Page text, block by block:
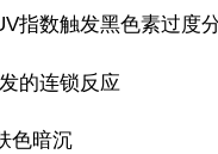
指数触发黑色素过度
的连锁反应
色暗沉